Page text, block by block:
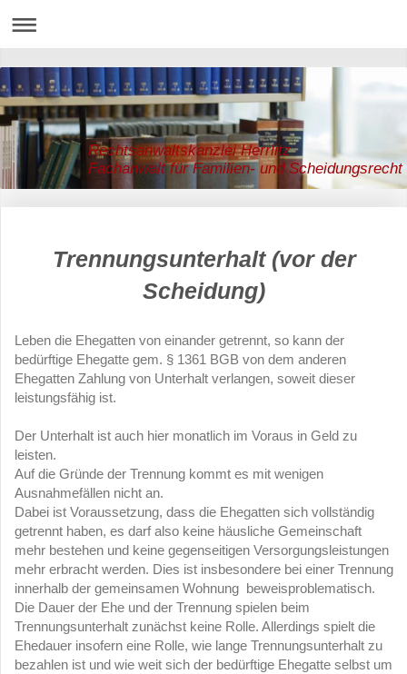
Rechtsanwaltskanzlei Herrlitz
Fachanwalt für Familien- und Scheidungsrecht
Trennungsunterhalt (vor der
Scheidung)
Leben die Ehegatten von einander getrennt, so kann der
bedürftige Ehegatte gem. § 1361 BGB von dem anderen
Ehegatten Zahlung von Unterhalt verlangen, soweit dieser
leistungsfähig ist.
Der Unterhalt ist auch hier monatlich im Voraus in Geld zu
leisten.
Auf die Gründe der Trennung kommt es mit wenigen
Ausnahmefällen nicht an.
Dabei ist Voraussetzung, dass die Ehegatten sich vollständig
getrennt haben, es darf also keine häusliche Gemeinschaft
mehr bestehen und keine gegenseitigen Versorgungsleistungen
mehr erbracht werden. Dies ist insbesondere bei einer Trennung
innerhalb der gemeinsamen Wohnung beweisproblematisch.
Die Dauer der Ehe und der Trennung spielen beim
Trennungsunterhalt zunächst keine Rolle. Allerdings spielt die
Ehedauer insofern eine Rolle, wie lange Trennungsunterhalt zu
bezahlen ist und wie weit sich der bedürftige Ehegatte selbst um